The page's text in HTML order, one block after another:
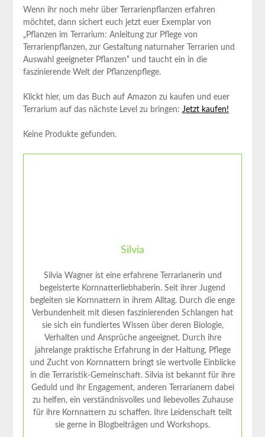
Wenn ihr noch mehr über Terrarienpflanzen erfahren
möchtet, dann ⁣sichert euch ‌jetzt ⁤euer Exemplar von
„Pflanzen im Terrarium: Anleitung zur‍ Pflege von⁢
Terrarienpflanzen, zur Gestaltung naturnaher⁣ Terrarien ‌und
Auswahl geeigneter Pflanzen“ und taucht ⁣ein in die
faszinierende Welt der Pflanzenpflege.
Klickt hier, um das Buch auf Amazon zu kaufen und euer‍
Terrarium auf das nächste Level zu bringen: Jetzt kaufen!
Keine Produkte gefunden.
Silvia
Silvia Wagner ist eine erfahrene Terrarianerin und
begeisterte Kornnatterliebhaberin. Seit ihrer Jugend
begleiten sie Kornnattern in ihrem Alltag. Durch die enge
Verbundenheit mit diesen faszinierenden Schlangen hat
sie sich ein fundiertes Wissen über deren Biologie,
Verhalten und Ansprüche angeeignet. Durch ihre
jahrelange praktische Erfahrung in der Haltung, Pflege
und Zucht von Kornnattern bringt sie wertvolle Einblicke
in die Terraristik-Gemeinschaft. Silvia ist bekannt für ihre
Geduld und ihr Engagement, anderen Terrarianern dabei
zu helfen, ein verständnisvolles und liebevolles Zuhause
für ihre Kornnattern zu schaffen. Ihre Leidenschaft teilt
sie gerne in Blogbeiträgen und Workshops.